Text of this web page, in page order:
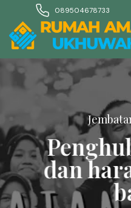
089504678733
dan